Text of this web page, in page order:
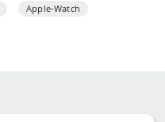
Apple-Watch